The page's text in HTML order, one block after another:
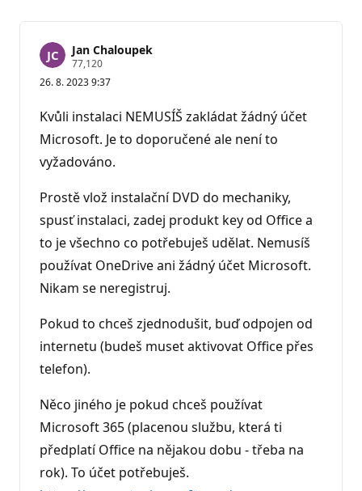
Jan Chaloupek
77,120R
p
t
a
n
í
d
26. 8. 2023 9:37
Kvůli instalaci NEMUSÍŠ zakládat žádný účet
Microsoft. Je to doporučené ale není to
vyžadováno.
Prostě vlož instalační DVD do mechaniky,
spusť instalaci, zadej produkt key od Office a
to je všechno co potřebuješ udělat. Nemusíš
používat OneDrive ani žádný účet Microsoft.
Nikam se neregistruj.
Pokud to chceš zjednodušit, buď odpojen od
internetu (budeš muset aktivovat Office přes
telefon).
Něco jiného je pokud chceš používat
Microsoft 365 (placenou službu, která ti
předplatí Office na nějakou dobu - třeba na
rok). To účet potřebuješ.